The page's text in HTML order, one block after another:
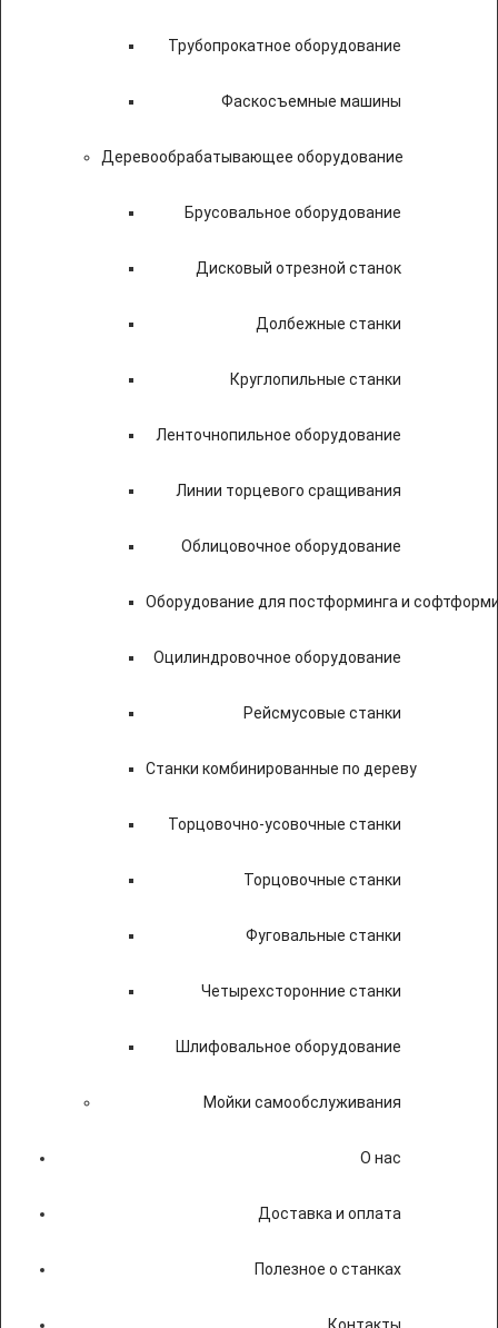
Трубопрокатное оборудование
Фаскосъемные машины
Деревообрабатывающее оборудование
Брусовальное оборудование
Дисковый отрезной станок
Долбежные станки
Круглопильные станки
Ленточнопильное оборудование
Линии торцевого сращивания
Облицовочное оборудование
Оборудование для постформинга и
Оцилиндровочное оборудование
Рейсмусовые станки
Станки комбинированные по дереву
Торцовочно-усовочные станки
Торцовочные станки
Фуговальные станки
Четырехсторонние станки
Шлифовальное оборудование
Мойки самообслуживания
О нас
Доставка и оплата
Полезное о станках
Контакты